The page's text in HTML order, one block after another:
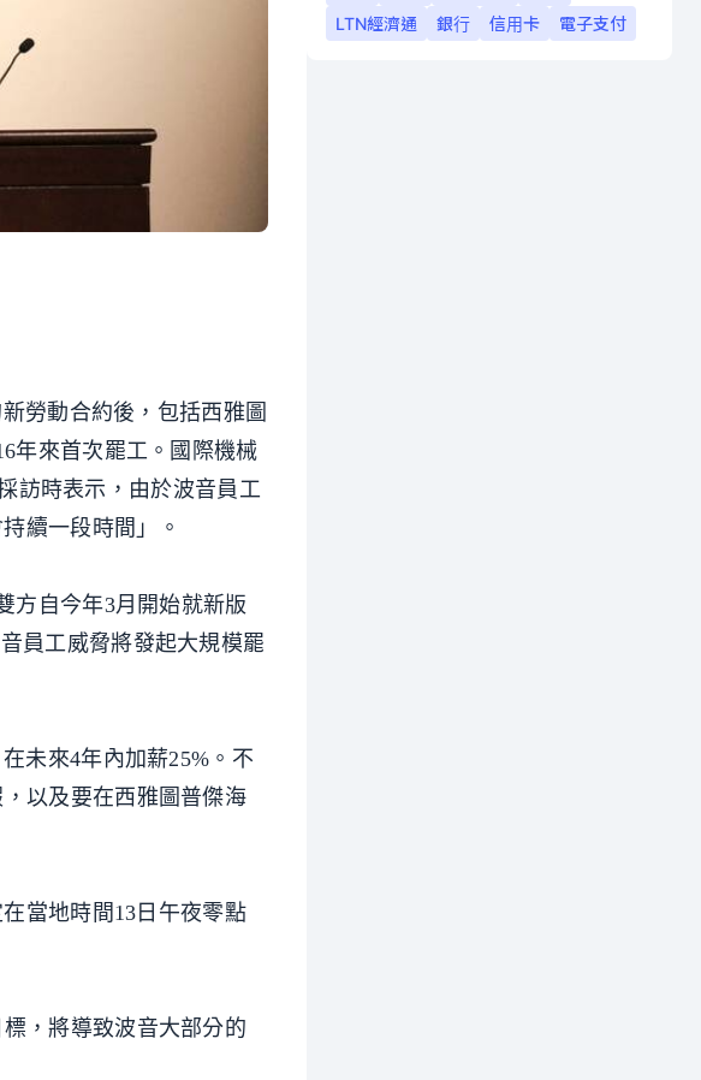
勞動合約後，包括西雅圖
年來首次罷工。國際機械
訪時表示，由於波音員工
續一段時間」。
方自今年3月開始就新版
員工威脅將發起大規模罷
未來4年內加薪25%。不
以及要在西雅圖普傑海
當地時間13日午夜零點
，將導致波音大部分的
LTN經濟通
銀行 信用卡 電子支付